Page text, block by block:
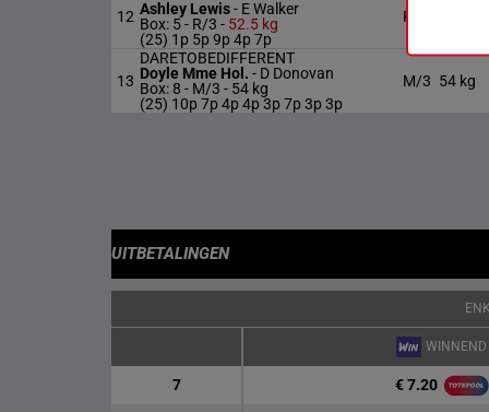
12 Ashley Lewis- E Walker
Box: 5 - R/3 - 52.5 kg
(25) 1p 5p 9p 4p 7p
R/3
13
DARETOBEDIFFERENT
Doyle Mme Hol. - D Donovan
Box: 8 - M/3 - 54 kg
(25) 10p 7p 4p 4p 3p 7p 3p 3p
M/3 54 kg
UITBETALINGEN
WINNEND
7 € 7.20